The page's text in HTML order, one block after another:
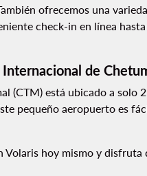
ofrecemos una
check-in en línea
de
(CTM) está ubicado a solo
pequeño aeropuerto es
Volaris hoy mismo y